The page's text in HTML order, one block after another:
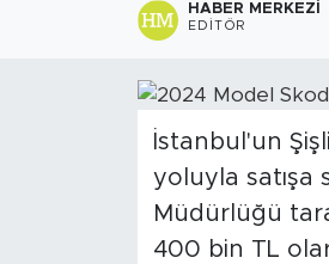
HABER MERKEZI
EDITÖR
İstanbul'un
yoluyla satışa
Müdürlüğü
400 bin TL
Sağlık Turizmi
Teknoloji
Haber Arşivi